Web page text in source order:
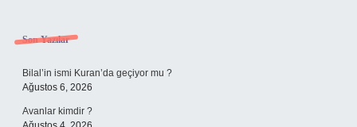
Sidebar
Son Yazılar
Bilal’in ismi Kuran’da geçiyor mu ?
Ağustos 6, 2026
Avanlar kimdir ?